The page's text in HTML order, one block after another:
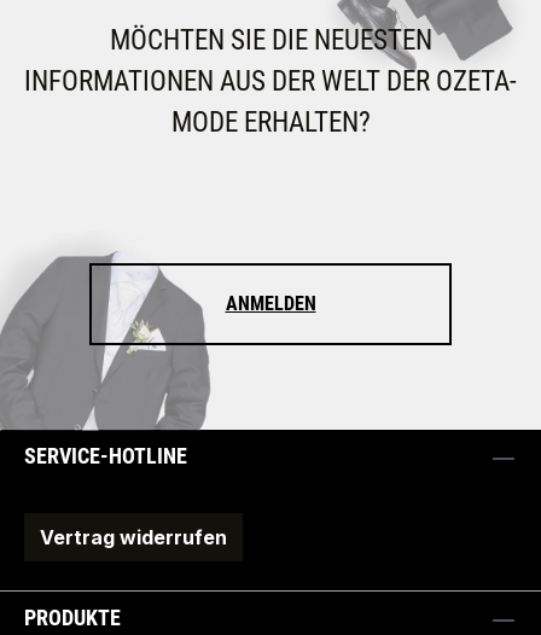
MÖCHTEN SIE DIE NEUESTEN
INFORMATIONEN AUS DER WELT DER OZETA-
MODE ERHALTEN?
ANMELDEN
SERVICE-HOTLINE
Vertrag widerrufen
PRODUKTE